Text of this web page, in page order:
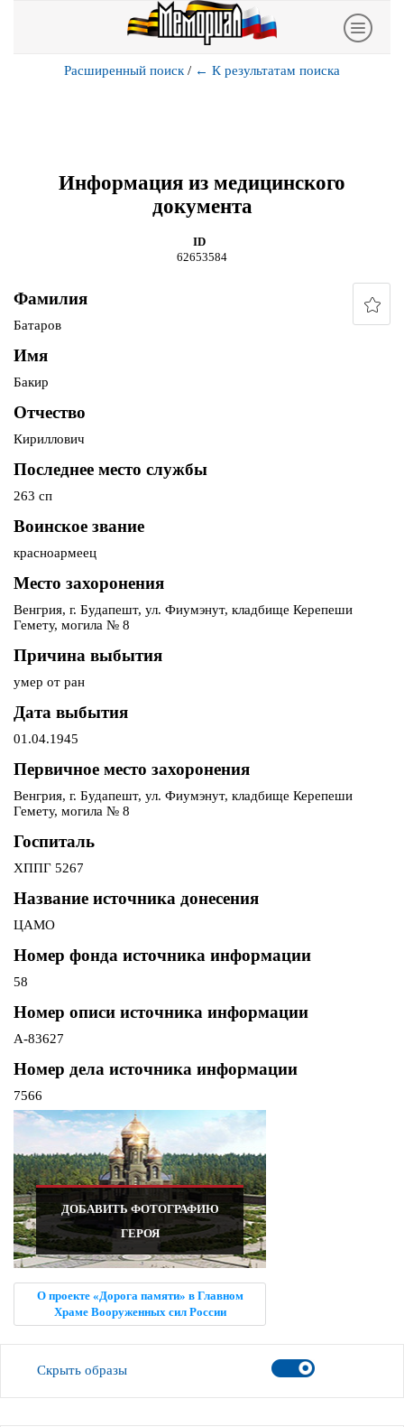
Расширенный поиск / ← К результатам поиска
Информация из медицинского
документа
ID
62653584
Фамилия
Батаров
Имя
Бакир
Отчество
Кириллович
Последнее место службы
263 сп
Воинское звание
красноармеец
Место захоронения
Венгрия, г. Будапешт, ул. Фиумэнут, кладбище Керепеши
Гемету, могила № 8
Причина выбытия
умер от ран
Дата выбытия
01.04.1945
Первичное место захоронения
Венгрия, г. Будапешт, ул. Фиумэнут, кладбище Керепеши
Гемету, могила № 8
Госпиталь
ХППГ 5267
Название источника донесения
ЦАМО
Номер фонда источника информации
58
Номер описи источника информации
А-83627
Номер дела источника информации
7566
ДОБАВИТЬ ФОТОГРАФИЮ
ГЕРОЯ
О проекте «Дорога памяти» в Главном
Храме Вооруженных сил России
Скрыть образы